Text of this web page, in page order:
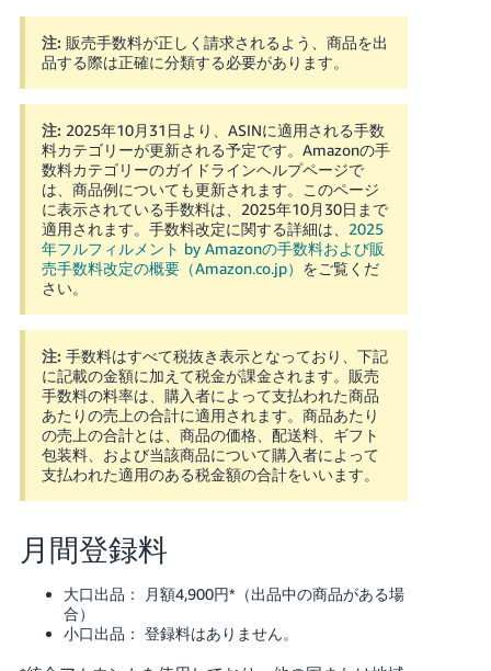
JP
English
- JP
さ
っ
そ
く
始
め
る
注: 販売手数料が正しく請求されるよう、商品を出
品する際は正確に分類する必要があります。
注: 2025年10月31日より、ASINに適用される手数
料カテゴリーが更新される予定です。Amazonの手
数料カテゴリーのガイドラインヘルプページで
は、商品例についても更新されます。このページ
に表示されている手数料は、2025年10月30日まで
適用されます。手数料改定に関する詳細は、 2025
年フルフィルメント by Amazonの手数料および販
売手数料改定の概要（Amazon.co.jp） をご覧くだ
さい。
注: 手数料はすべて税抜き表示となっており、下記
に記載の金額に加えて税金が課金されます。販売
手数料の料率は、購入者によって支払われた商品
あたりの売上の合計に適用されます。商品あたり
の売上の合計とは、商品の価格、配送料、ギフト
包装料、および当該商品について購入者によって
支払われた適用のある税金額の合計をいいます。
月間登録料
大口出品： 月額4,900円*（出品中の商品がある場
合）
小口出品： 登録料はありません。